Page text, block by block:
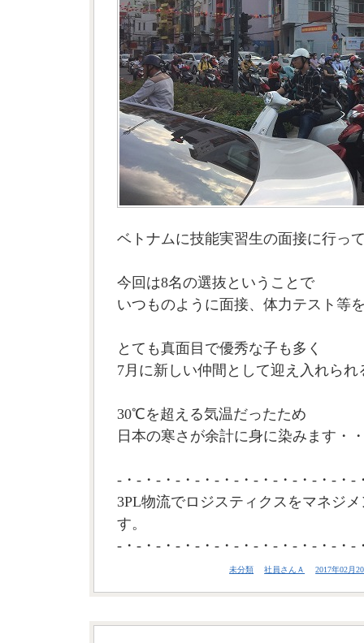
ベトナムに技能実習生の面接に行っ
今回は8名の選抜ということで
いつものように面接、体力テスト等
とても真面目で優秀な子も多く
7月に新しい仲間として迎え入れら
30℃を超える気温だったため
日本の寒さが余計に身に染みます・
-・-・-・-・-・-・-・-・-・-・-・-・-
3PL物流でロジスティクスをマネジ
す。
-・-・-・-・-・-・-・-・-・-・-・-・-
未分類 社員さんＡ 2017年02月